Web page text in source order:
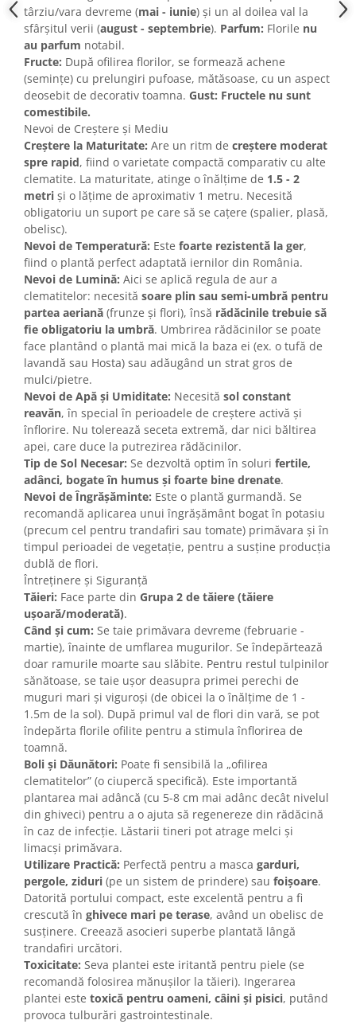
târziu/vara devreme (mai - iunie) și un al doilea val la
sfârșitul verii (august - septembrie). Parfum: Florile nu
au parfum notabil.
Fructe: După ofilirea florilor, se formează achene
(semințe) cu prelungiri pufoase, mătăsoase, cu un aspect
deosebit de decorativ toamna. Gust: Fructele nu sunt
comestibile.
Nevoi de Creștere și Mediu
Creștere la Maturitate: Are un ritm de creștere moderat
spre rapid, fiind o varietate compactă comparativ cu alte
clematite. La maturitate, atinge o înălțime de 1.5 - 2
metri și o lățime de aproximativ 1 metru. Necesită
obligatoriu un suport pe care să se cațere (spalier, plasă,
obelisc).
Nevoi de Temperatură: Este foarte rezistentă la ger,
fiind o plantă perfect adaptată iernilor din România.
Nevoi de Lumină: Aici se aplică regula de aur a
clematitelor: necesită soare plin sau semi-umbră pentru
partea aeriană (frunze și flori), însă rădăcinile trebuie să
fie obligatoriu la umbră. Umbrirea rădăcinilor se poate
face plantând o plantă mai mică la baza ei (ex. o tufă de
lavandă sau Hosta) sau adăugând un strat gros de
mulci/pietre.
Nevoi de Apă și Umiditate: Necesită sol constant
reavăn, în special în perioadele de creștere activă și
înflorire. Nu tolerează seceta extremă, dar nici băltirea
apei, care duce la putrezirea rădăcinilor.
Tip de Sol Necesar: Se dezvoltă optim în soluri fertile,
adânci, bogate în humus și foarte bine drenate.
Nevoi de Îngrășăminte: Este o plantă gurmandă. Se
recomandă aplicarea unui îngrășământ bogat în potasiu
(precum cel pentru trandafiri sau tomate) primăvara și în
timpul perioadei de vegetație, pentru a susține producția
dublă de flori.
Întreținere și Siguranță
Tăieri: Face parte din Grupa 2 de tăiere (tăiere
ușoară/moderată).
Când și cum: Se taie primăvara devreme (februarie -
martie), înainte de umflarea mugurilor. Se îndepărtează
doar ramurile moarte sau slăbite. Pentru restul tulpinilor
sănătoase, se taie ușor deasupra primei perechi de
muguri mari și viguroși (de obicei la o înălțime de 1 -
1.5m de la sol). După primul val de flori din vară, se pot
îndepărta florile ofilite pentru a stimula înflorirea de
toamnă.
Boli și Dăunători: Poate fi sensibilă la „ofilirea
clematitelor” (o ciupercă specifică). Este importantă
plantarea mai adâncă (cu 5-8 cm mai adânc decât nivelul
din ghiveci) pentru a o ajuta să regenereze din rădăcină
în caz de infecție. Lăstarii tineri pot atrage melci și
limacși primăvara.
Utilizare Practică: Perfectă pentru a masca garduri,
pergole, ziduri (pe un sistem de prindere) sau foișoare.
Datorită portului compact, este excelentă pentru a fi
crescută în ghivece mari pe terase, având un obelisc de
susținere. Creează asocieri superbe plantată lângă
trandafiri urcători.
Toxicitate: Seva plantei este iritantă pentru piele (se
recomandă folosirea mănușilor la tăieri). Ingerarea
plantei este toxică pentru oameni, câini și pisici, putând
provoca tulburări gastrointestinale.